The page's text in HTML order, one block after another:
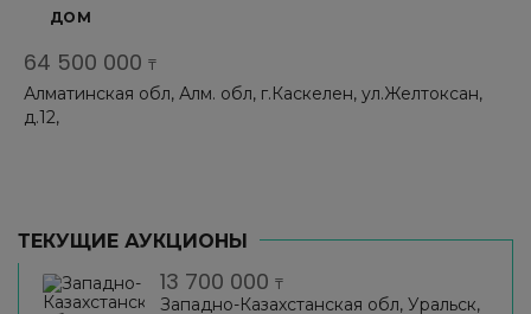
ДОМ
64 500 000 ₸
Алматинская обл, Алм. обл, г.Каскелен, ул.Желтоксан,
д.12,
ТЕКУЩИЕ АУКЦИОНЫ
13 700 000 ₸
Западно-Казахстанская обл, Уральск,